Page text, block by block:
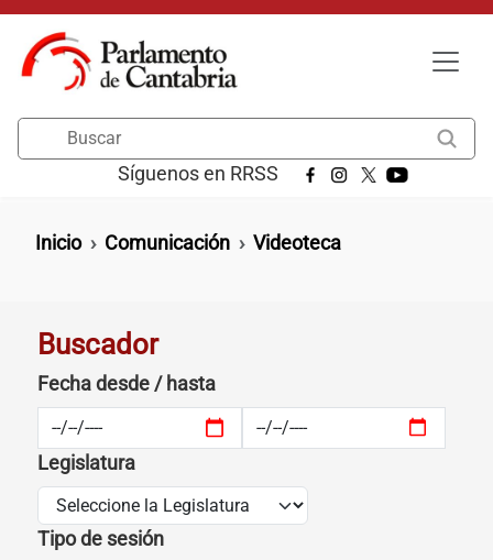
Pasar al contenido principal
Síguenos en RRSS
Ruta de navegación
Inicio Comunicación Videoteca
Buscador
Fecha desde / hasta
Legislatura
Tipo de sesión